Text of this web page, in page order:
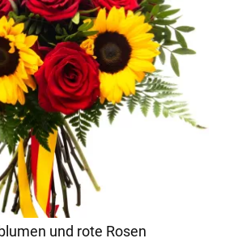
und rote Rosen